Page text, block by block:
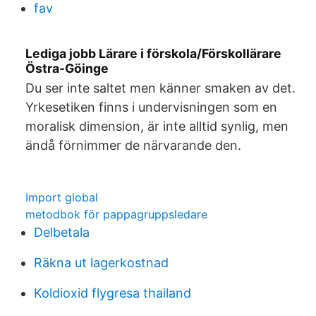
fav
Lediga jobb Lärare i förskola/Förskollärare
Östra-Göinge
Du ser inte saltet men känner smaken av det.
Yrkesetiken finns i undervisningen som en
moralisk dimension, är inte alltid synlig, men
ändå förnimmer de närvarande den.
Import global
metodbok för pappagruppsledare
Delbetala
Räkna ut lagerkostnad
Koldioxid flygresa thailand